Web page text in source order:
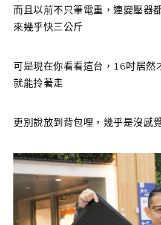
而且以前不只筆電重，連變壓器
來幾乎快三公斤
可是現在你看看這台，16吋居然
就能拎著走
更別說放到背包哩，幾乎是沒感